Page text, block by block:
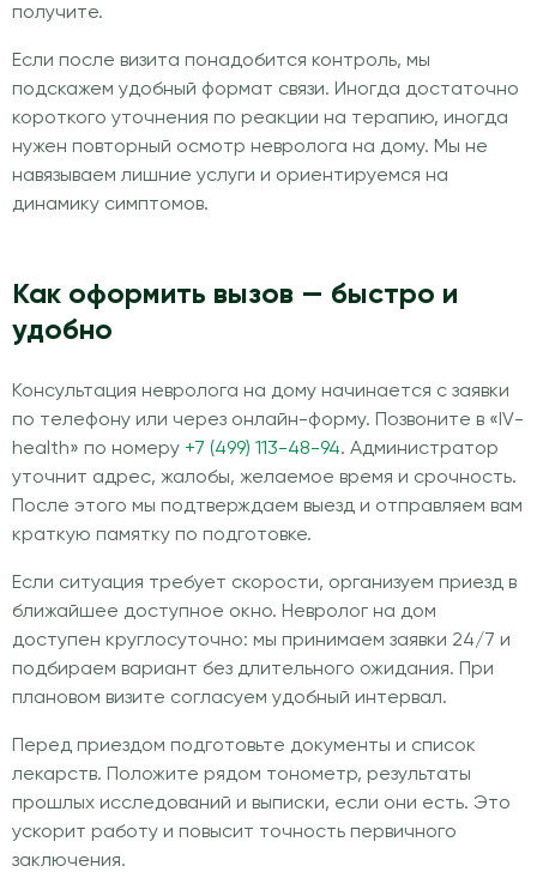
получите.
Если после визита понадобится контроль, мы
подскажем удобный формат связи. Иногда достаточно
короткого уточнения по реакции на терапию, иногда
нужен повторный осмотр невролога на дому. Мы не
навязываем лишние услуги и ориентируемся на
динамику симптомов.
Как оформить вызов — быстро и
удобно
Консультация невролога на дому начинается с заявки
по телефону или через онлайн-форму. Позвоните в «IV-
health» по номеру +7 (499) 113-48-94. Администратор
уточнит адрес, жалобы, желаемое время и срочность.
После этого мы подтверждаем выезд и отправляем вам
краткую памятку по подготовке.
Если ситуация требует скорости, организуем приезд в
ближайшее доступное окно. Невролог на дом
доступен круглосуточно: мы принимаем заявки 24/7 и
подбираем вариант без длительного ожидания. При
плановом визите согласуем удобный интервал.
Перед приездом подготовьте документы и список
лекарств. Положите рядом тонометр, результаты
прошлых исследований и выписки, если они есть. Это
ускорит работу и повысит точность первичного
заключения.